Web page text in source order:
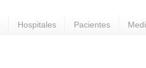
Hospitales Pacientes